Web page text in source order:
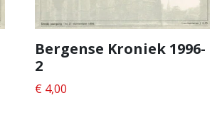
Bergense Kroniek 1996-
2
€ 4,00